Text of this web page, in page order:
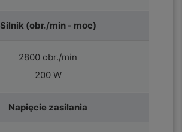
Silnik (obr./min - moc)
2800 obr./min
200 W
Napięcie zasilania